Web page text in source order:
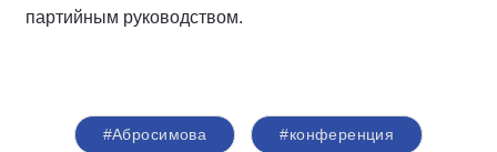
партийным руководством.
#Абросимова #конференция